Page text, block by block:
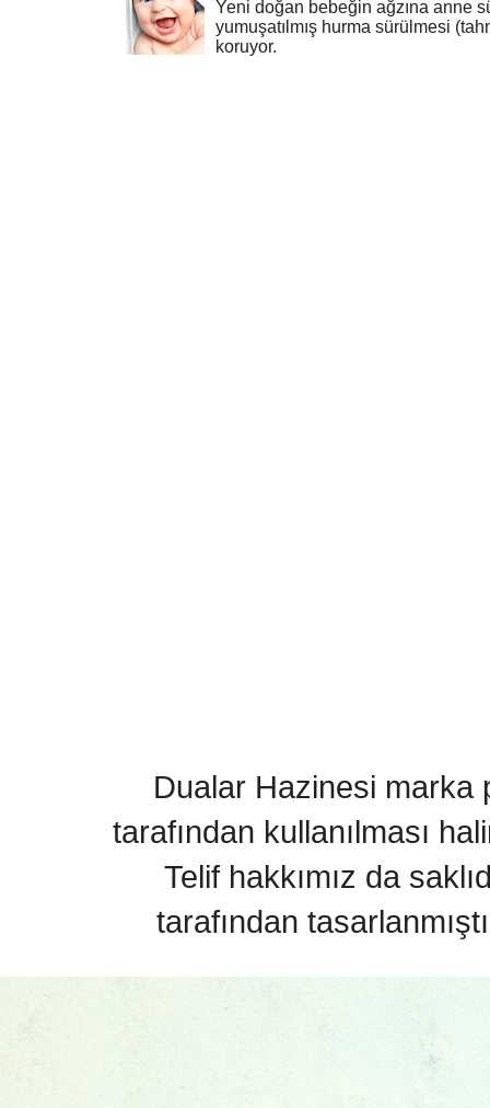
Yeni doğan bebeğin ağzına anne
yumuşatılmış hurma sürülmesi
koruyor.
Dualar Hazinesi marka
tarafından kullanılması
Telif hakkımız da
tarafından